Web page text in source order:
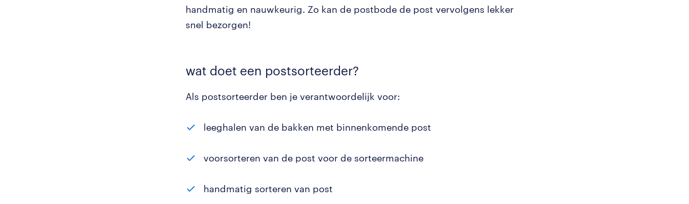
handmatig en nauwkeurig. Zo kan de postbode de post vervolgens lekker
snel bezorgen!
wat doet een postsorteerder?
Als postsorteerder ben je verantwoordelijk voor:
leeghalen van de bakken met binnenkomende post
voorsorteren van de post voor de sorteermachine
handmatig sorteren van post